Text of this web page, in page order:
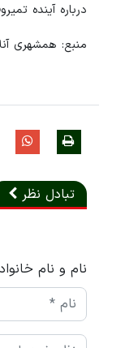
درباره آینده
منبع: همشهری
تبادل نظر
نام و نام